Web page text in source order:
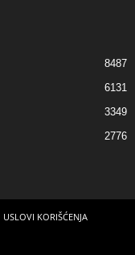
8487
6131
3349
2776
USLOVI KORIŠĆENJA